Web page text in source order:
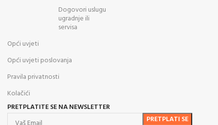
Dogovori uslugu
ugradnje ili
servisa
Opći uvjeti
Opći uvjeti poslovanja
Pravila privatnosti
Kolačići
PRETPLATITE SE NA NEWSLETTER